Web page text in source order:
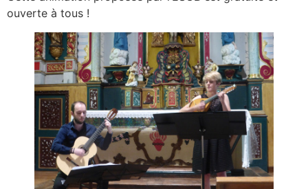
ouverte à tous !